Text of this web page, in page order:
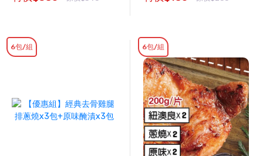
6包/組 6包/組